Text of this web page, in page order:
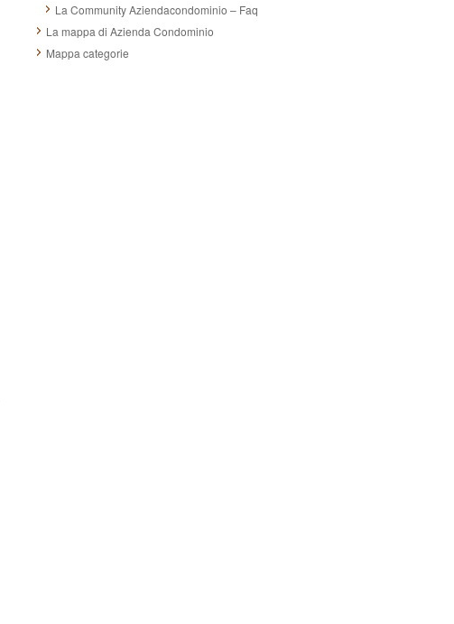
La Community Aziendacondominio – Faq
La mappa di Azienda Condominio
Mappa categorie